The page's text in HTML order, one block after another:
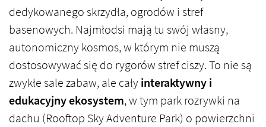
dedykowanego skrzydła, ogrodów i stref
basenowych. Najmłodsi mają tu swój własny,
autonomiczny kosmos, w którym nie muszą
dostosowywać się do rygorów stref ciszy. To nie są
zwykłe sale zabaw, ale całyinteraktywny i
edukacyjny ekosystem, w tym park rozrywki na
dachu (Rooftop Sky Adventure Park) o powierzchni